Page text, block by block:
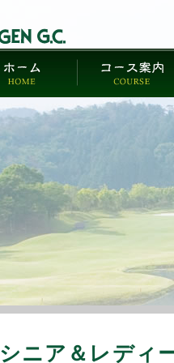
シニア＆レディ